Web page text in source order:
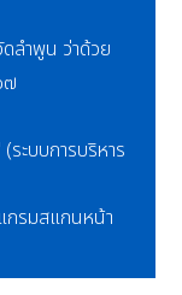
ลำพูน ว่าด้วย
๗
ะบบการบริหาร
กรมสแกนหน้า